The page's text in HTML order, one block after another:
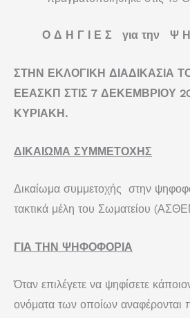
Ο Δ Η Γ Ι Ε Σ για την Ψ
ΣΤΗΝ ΕΚΛΟΓΙΚΗ ΔΙΑΔΙΚΑΣΙΑ
ΕΕΑΣΚΠ ΣΤΙΣ 7 ΔΕΚΕΜΒΡΙΟΥ
ΚΥΡΙΑΚΗ.
ΔΙΚΑΙΩΜΑ ΣΥΜΜΕΤΟΧΗΣ
Δικαίωμα συμμετοχής στην
τακτικά μέλη του Σωματείου
ΓΙΑ ΤΗΝ ΨΗΦΟΦΟΡΙΑ
Όταν επιλέγετε να ψηφίσετε
ονόματα των οποίων αναφέρονται